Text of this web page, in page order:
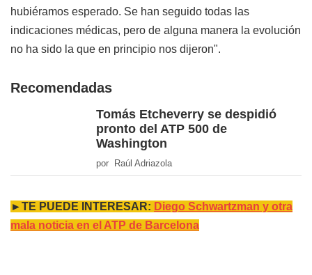
hubiéramos esperado. Se han seguido todas las
indicaciones médicas, pero de alguna manera la evolución
no ha sido la que en principio nos dijeron".
Recomendadas
Tomás Etcheverry se despidió
pronto del ATP 500 de
Washington
por Raúl Adriazola
►TE PUEDE INTERESAR: Diego Schwartzman y otra
mala noticia en el ATP de Barcelona